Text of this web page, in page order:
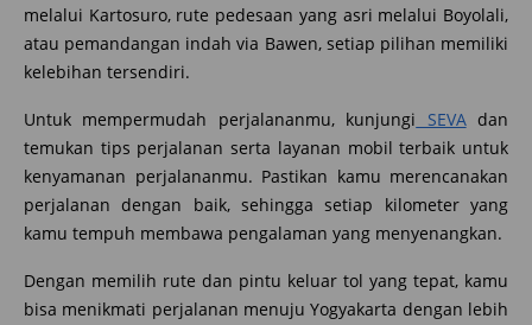
melalui Kartosuro, rute pedesaan yang asri melalui Boyolali,
atau pemandangan indah via Bawen, setiap pilihan memiliki
kelebihan tersendiri.
Untuk mempermudah perjalananmu, kunjungi SEVAdan
temukan tips perjalanan serta layanan mobil terbaik untuk
kenyamanan perjalananmu. Pastikan kamu merencanakan
perjalanan dengan baik, sehingga setiap kilometer yang
kamu tempuh membawa pengalaman yang menyenangkan.
Dengan memilih rute dan pintu keluar tol yang tepat, kamu
bisa menikmati perjalanan menuju Yogyakarta dengan lebih